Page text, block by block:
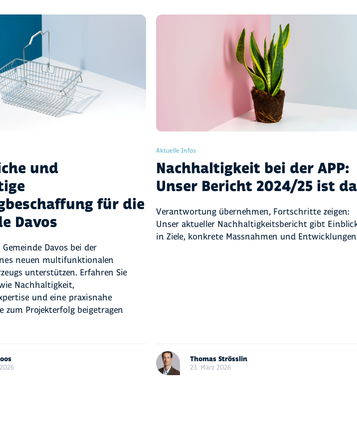
und
für die
Davos
Davos bei der
neuen multifunktionalen
unterstützen. Erfahren Sie
Nachhaltigkeit,
und eine praxisnahe
zum Projekterfolg beigetragen
Aktuelle Infos
Nachhaltigkeit bei der APP:
Unser Bericht 2024/25 ist da
Verantwortung übernehmen, Fortschritte zeigen:
Unser aktueller Nachhaltigkeitsbericht gibt
in Ziele, konkrete Massnahmen und
Thomas Strösslin
23. März 2026